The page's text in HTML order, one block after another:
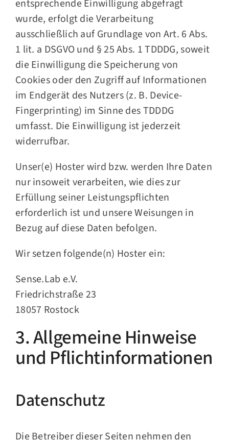
entsprechende Einwilligung abgefragt
wurde, erfolgt die Verarbeitung
ausschließlich auf Grundlage von Art. 6 Abs.
1 lit. a DSGVO und § 25 Abs. 1 TDDDG, soweit
die Einwilligung die Speicherung von
Cookies oder den Zugriff auf Informationen
im Endgerät des Nutzers (z. B. Device-
Fingerprinting) im Sinne des TDDDG
umfasst. Die Einwilligung ist jederzeit
widerrufbar.
Unser(e) Hoster wird bzw. werden Ihre Daten
nur insoweit verarbeiten, wie dies zur
Erfüllung seiner Leistungspflichten
erforderlich ist und unsere Weisungen in
Bezug auf diese Daten befolgen.
Wir setzen folgende(n) Hoster ein:
Sense.Lab e.V.
Friedrichstraße 23
18057 Rostock
3. Allgemeine Hinweise
und Pflicht­informationen
Datenschutz
Die Betreiber dieser Seiten nehmen den